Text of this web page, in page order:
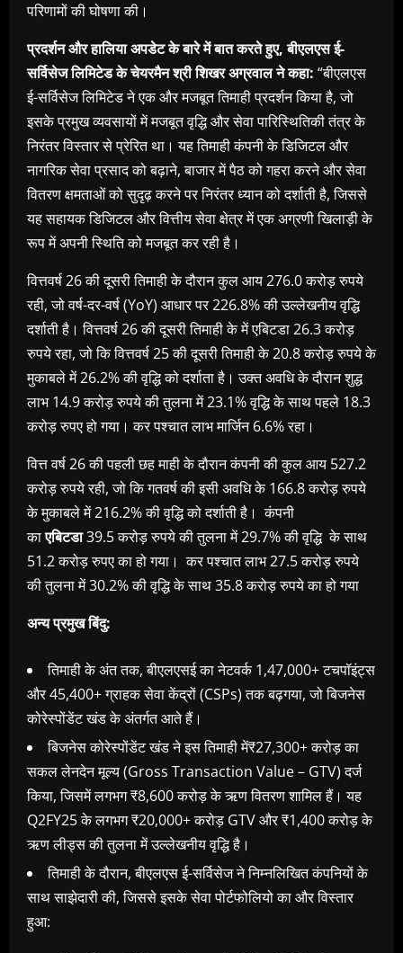
परिणामों की घोषणा की।
प्रदर्शन और हालिया अपडेट के बारे में बात करते हुए, बीएलएस ई-
सर्विसेज लिमिटेड के चेयरमैन श्री शिखर अग्रवाल ने कहा: “बीएलएस
ई-सर्विसेज लिमिटेड ने एक और मजबूत तिमाही प्रदर्शन किया है, जो
इसके प्रमुख व्यवसायों में मजबूत वृद्धि और सेवा पारिस्थितिकी तंत्र के
निरंतर विस्तार से प्रेरित था। यह तिमाही कंपनी के डिजिटल और
नागरिक सेवा प्रसाद को बढ़ाने, बाजार में पैठ को गहरा करने और सेवा
वितरण क्षमताओं को सुदृढ़ करने पर निरंतर ध्यान को दर्शाती है, जिससे
यह सहायक डिजिटल और वित्तीय सेवा क्षेत्र में एक अग्रणी खिलाड़ी के
रूप में अपनी स्थिति को मजबूत कर रही है।
वित्तवर्ष 26 की दूसरी तिमाही के दौरान कुल आय 276.0 करोड़ रुपये
रही, जो वर्ष-दर-वर्ष (YoY) आधार पर 226.8% की उल्लेखनीय वृद्धि
दर्शाती है। वित्तवर्ष 26 की दूसरी तिमाही के में एबिटडा 26.3 करोड़
रुपये रहा, जो कि वित्तवर्ष 25 की दूसरी तिमाही के 20.8 करोड़ रुपये के
मुकाबले में 26.2% की वृद्धि को दर्शाता है। उक्त अवधि के दौरान शुद्ध
लाभ 14.9 करोड़ रुपये की तुलना में 23.1% वृद्धि के साथ पहले 18.3
करोड़ रुपए हो गया। कर पश्चात लाभ मार्जिन 6.6% रहा।
वित्त वर्ष 26 की पहली छह माही के दौरान कंपनी की कुल आय 527.2
करोड़ रुपये रही, जो कि गतवर्ष की इसी अवधि के 166.8 करोड़ रुपये
के मुकाबले में 216.2% की वृद्धि को दर्शाती है। कंपनी
काएबिटडा39.5 करोड़ रुपये की तुलना में 29.7% की वृद्धि के साथ
51.2 करोड़ रुपए का हो गया। कर पश्चात लाभ 27.5 करोड़ रुपये
की तुलना में 30.2% की वृद्धि के साथ 35.8 करोड़ रुपये का हो गया
अन्य प्रमुख बिंदु:
तिमाही के अंत तक, बीएलएसई का नेटवर्क 1,47,000+ टचपॉइंट्स
और 45,400+ ग्राहक सेवा केंद्रों (CSPs) तक बढ़गया, जो बिजनेस
कोरेस्पोंडेंट खंड के अंतर्गत आते हैं।
बिजनेस कोरेस्पोंडेंट खंड ने इस तिमाही में₹27,300+ करोड़ का
सकल लेनदेन मूल्य (Gross Transaction Value – GTV) दर्ज
किया, जिसमें लगभग ₹8,600 करोड़ के ऋण वितरण शामिल हैं। यह
Q2FY25 के लगभग ₹20,000+ करोड़ GTV और ₹1,400 करोड़ के
ऋण लीड्स की तुलना में उल्लेखनीय वृद्धि है।
तिमाही के दौरान, बीएलएस ई-सर्विसेज ने निम्नलिखित कंपनियों के
साथ साझेदारी की, जिससे इसके सेवा पोर्टफोलियो का और विस्तार
हुआ: